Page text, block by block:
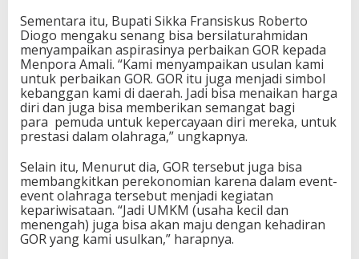
Sementara itu, Bupati Sikka Fransiskus Roberto
Diogo mengaku senang bisa bersilaturahmidan
menyampaikan aspirasinya perbaikan GOR kepada
Menpora Amali. “Kami menyampaikan usulan kami
untuk perbaikan GOR. GOR itu juga menjadi simbol
kebanggan kami di daerah. Jadi bisa menaikan harga
diri dan juga bisa memberikan semangat bagi
para pemuda untuk kepercayaan diri mereka, untuk
prestasi dalam olahraga,” ungkapnya.
Selain itu, Menurut dia, GOR tersebut juga bisa
membangkitkan perekonomian karena dalam event-
event olahraga tersebut menjadi kegiatan
kepariwisataan. “Jadi UMKM (usaha kecil dan
menengah) juga bisa akan maju dengan kehadiran
GOR yang kami usulkan,” harapnya.